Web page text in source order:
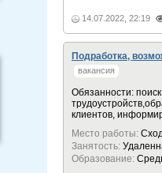
14.07.2022, 22:19
Подработка,
вакансия
Обязанности:
клиентов,
Место работы:
Занятость:
Образование: